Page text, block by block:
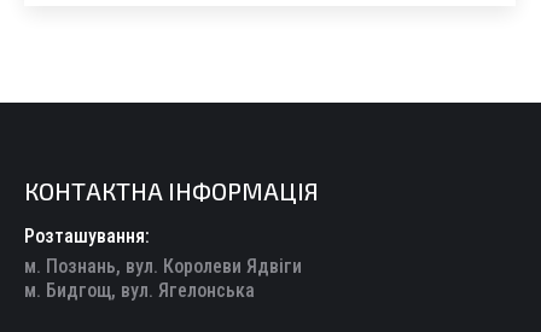
КОНТАКТНА ІНФОРМАЦІЯ
Розташування:
м. Познань, вул. Королеви Ядвіги
м. Бидгощ, вул. Ягелонська